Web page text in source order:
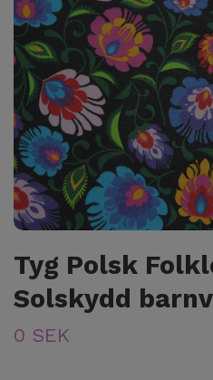
Tyg Polsk
Solskydd
0 SEK